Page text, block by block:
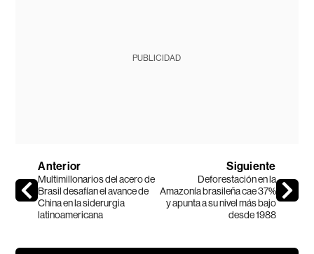
PUBLICIDAD
Anterior
Multimillonarios del acero de
Brasil desafían el avance de
China en la siderurgia
latinoamericana
Siguiente
Deforestación en la
Amazonía brasileña cae 37%
y apunta a su nivel más bajo
desde 1988